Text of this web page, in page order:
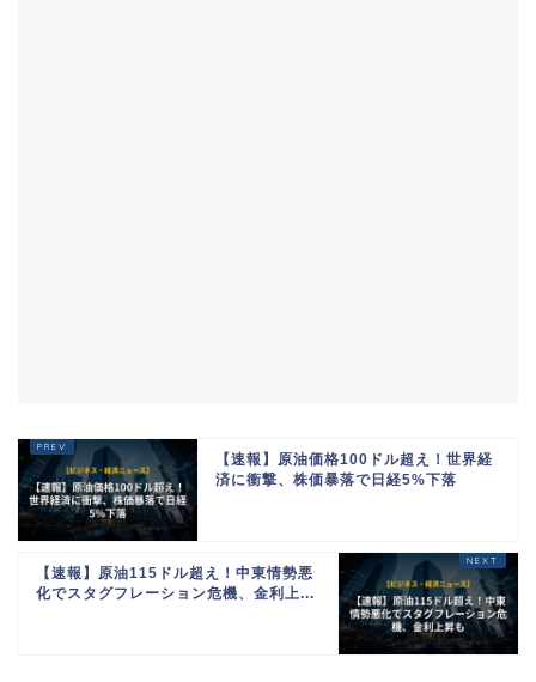
【速報】原油価格100ドル超え！世界経
済に衝撃、株価暴落で日経5%下落
【速報】原油115ドル超え！中東情勢悪
化でスタグフレーション危機、金利上...